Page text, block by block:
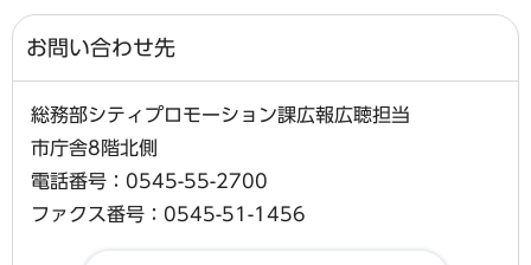
お問い合わせ先
総務部シティプロモーション課広報広聴担当
市庁舎8階北側
電話番号：0545-55-2700
ファクス番号：0545-51-1456